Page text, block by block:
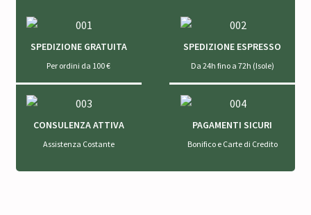
SPEDIZIONE GRATUITA
Per ordini da 100 €
SPEDIZIONE ESPRESSO
Da 24h fino a 72h (Isole)
CONSULENZA ATTIVA
Assistenza Costante
PAGAMENTI SICURI
Bonifico e Carte di Credito